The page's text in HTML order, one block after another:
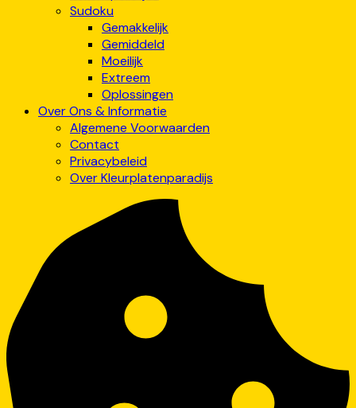
Sudoku
Gemakkelijk
Gemiddeld
Moeilijk
Extreem
Oplossingen
Over Ons & Informatie
Algemene Voorwaarden
Contact
Privacybeleid
Over Kleurplatenparadijs